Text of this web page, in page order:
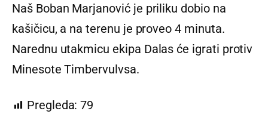
Naš Boban Marjanović je priliku dobio na
kašičicu, a na terenu je proveo 4 minuta.
Narednu utakmicu ekipa Dalas će igrati protiv
Minesote Timbervulvsa.
Pregleda: 79